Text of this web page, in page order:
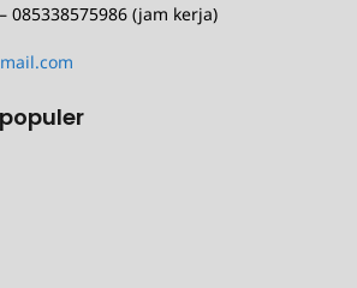
085338575986 (jam kerja)